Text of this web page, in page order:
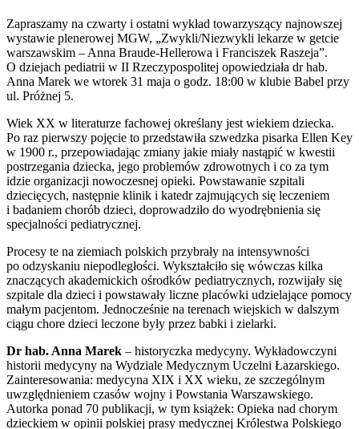
Zapraszamy na czwarty i ostatni wykład towarzyszący najnowszej
wystawie plenerowej MGW, „Zwykli/Niezwykli lekarze w getcie
warszawskim – Anna Braude-Hellerowa i Franciszek Raszeja”.
O dziejach pediatrii w II Rzeczypospolitej opowiedziała dr hab.
Anna Marek we wtorek 31 maja o godz. 18:00 w klubie Babel przy
ul. Próżnej 5.
Wiek XX w literaturze fachowej określany jest wiekiem dziecka.
Po raz pierwszy pojęcie to przedstawiła szwedzka pisarka Ellen Key
w 1900 r., przepowiadając zmiany jakie miały nastąpić w kwestii
postrzegania dziecka, jego problemów zdrowotnych i co za tym
idzie organizacji nowoczesnej opieki. Powstawanie szpitali
dziecięcych, następnie klinik i katedr zajmujących się leczeniem
i badaniem chorób dzieci, doprowadziło do wyodrębnienia się
specjalności pediatrycznej.
Procesy te na ziemiach polskich przybrały na intensywności
po odzyskaniu niepodległości. Wykształciło się wówczas kilka
znaczących akademickich ośrodków pediatrycznych, rozwijały się
szpitale dla dzieci i powstawały liczne placówki udzielające pomocy
małym pacjentom. Jednocześnie na terenach wiejskich w dalszym
ciągu chore dzieci leczone były przez babki i zielarki.
Dr hab. Anna Marek – historyczka medycyny. Wykładowczyni
historii medycyny na Wydziale Medycznym Uczelni Łazarskiego.
Zainteresowania: medycyna XIX i XX wieku, ze szczególnym
uwzględnieniem czasów wojny i Powstania Warszawskiego.
Autorka ponad 70 publikacji, w tym książek: Opieka nad chorym
dzieckiem w opinii polskiej prasy medycznej Królestwa Polskiego